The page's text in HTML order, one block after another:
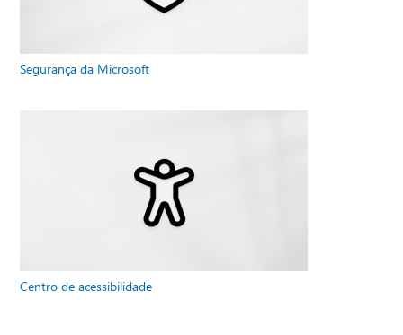
Segurança da Microsoft
Centro de acessibilidade